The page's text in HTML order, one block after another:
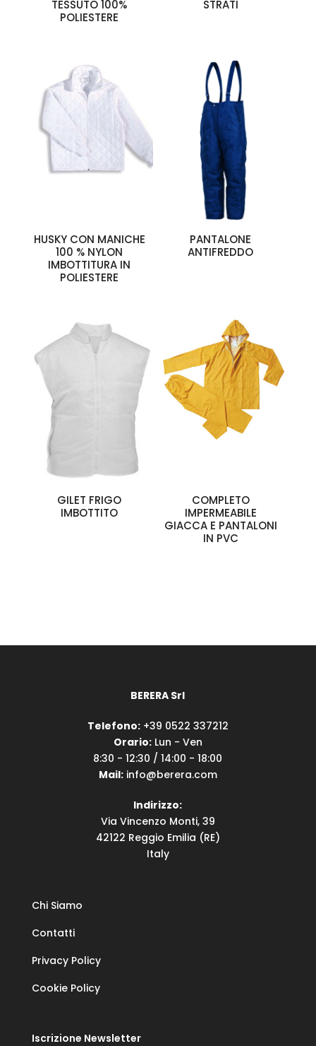
TESSUTO 100%
POLIESTERE
STRATI
HUSKY CON MANICHE
100 % NYLON
IMBOTTITURA IN
POLIESTERE
PANTALONE
ANTIFREDDO
GILET FRIGO
IMBOTTITO
COMPLETO
IMPERMEABILE
GIACCA E PANTALONI
IN PVC
BERERA Srl
Telefono:+39 0522 337212
Orario:Lun - Ven
8:30 - 12:30 / 14:00 - 18:00
Mail:info@berera.com
Indirizzo:
Via Vincenzo Monti, 39
42122 Reggio Emilia (RE)
Italy
Chi Siamo
Contatti
Privacy Policy
Cookie Policy
Iscrizione Newsletter